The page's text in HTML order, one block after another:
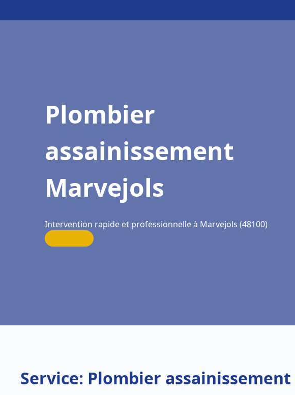
Plombier
assainissement
Marvejols
Intervention rapide et professionnelle à Marvejols (48100)
Service: Plombier